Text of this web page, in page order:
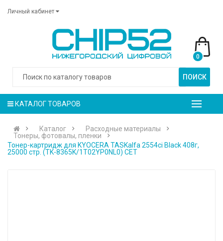
Личный кабинет
ПОИСК
0
КАТАЛОГ ТОВАРОВ
Каталог
Расходные материалы
Тонеры, фотовалы, пленки
Тонер-картридж для KYOCERA TASKalfa 2554ci Black 408г,
25000 стр. (TK-8365K/1T02YP0NL0) CET